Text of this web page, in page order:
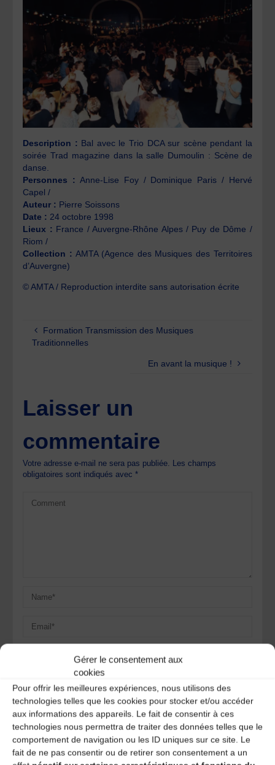
Gérer le consentement aux
cookies
Pour offrir les meilleures expériences, nous utilisons des
technologies telles que les cookies pour stocker et/ou accéder
aux informations des appareils. Le fait de consentir à ces
technologies nous permettra de traiter des données telles que le
comportement de navigation ou les ID uniques sur ce site. Le
fait de ne pas consentir ou de retirer son consentement a un
Description : Bal avec le Trio DCA sur scène pendant la
soirée Trad magazine dans la salle Dumoulin : Scène de
danse.
Personnes : Anne-Lise Foy / Dominique Paris / Hervé
Capel /
Auteur : Pierre Soissons
Date : 24 octobre 1998
Lieux : France / Auvergne-Rhône Alpes / Puy de Dôme /
Riom /
Collection : AMTA (Agence des Musiques des Territoires
d’Auvergne)
© AMTA / Reproduction interdite sans autorisation écrite
Formation Transmission des Musiques
Traditionnelles
En avant la musique !
Laisser un
commentaire
Votre adresse e-mail ne sera pas publiée. Les champs
obligatoires sont indiqués avec*
time I post a comment.
Ce site utilise Akismet pour réduire les indésirables.En
savoir plus sur la façon dont les données de vos